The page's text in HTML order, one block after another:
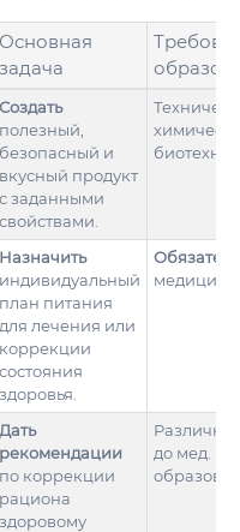
Основная
задача
Создать
полезный,
безопасный и
вкусный продукт
с заданными
свойствами.
Назначить
индивидуальный
план питания
для лечения или
коррекции
состояния
здоровья.
Дать
рекомендации
по коррекции
рациона
здоровому
до мед.